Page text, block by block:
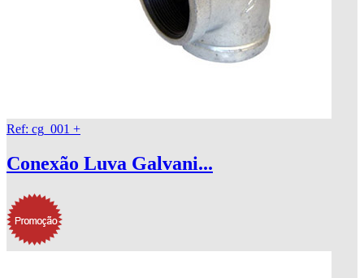
Ref: cg_001 +
Conexão Luva Galvani...